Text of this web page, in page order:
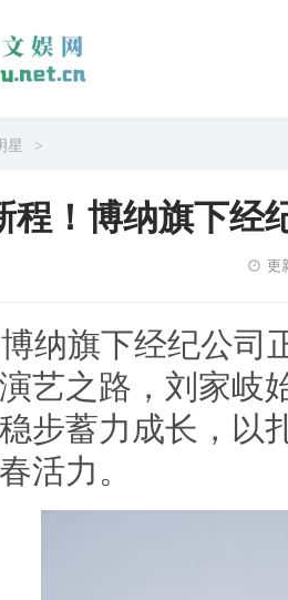
星 >
程！博纳旗下经
更
纳旗下经纪公司
艺之路，刘家岐
步蓄力成长，以
活力。